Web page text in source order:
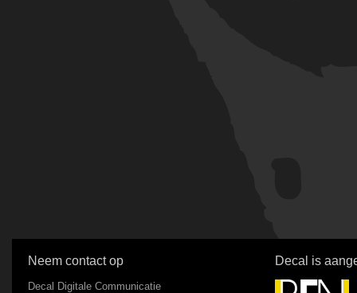
Neem contact op
Decal Digitale Communicatie
Decal is